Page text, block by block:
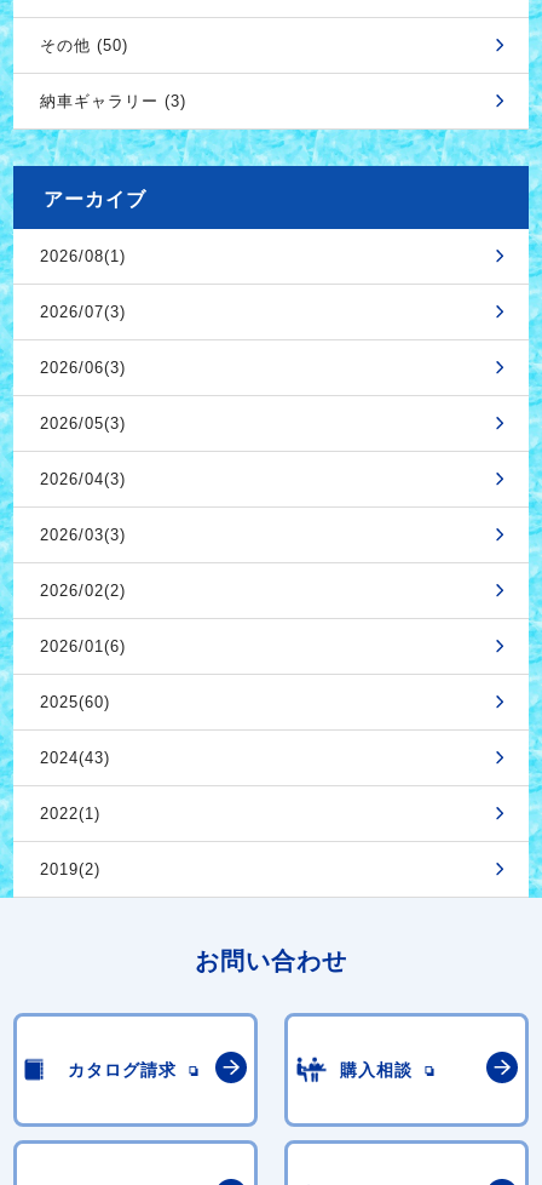
その他 (50)
納車ギャラリー (3)
アーカイブ
2026/08(1)
2026/07(3)
2026/06(3)
2026/05(3)
2026/04(3)
2026/03(3)
2026/02(2)
2026/01(6)
2025(60)
2024(43)
2022(1)
2019(2)
お問い合わせ
カタログ請求 購入相談